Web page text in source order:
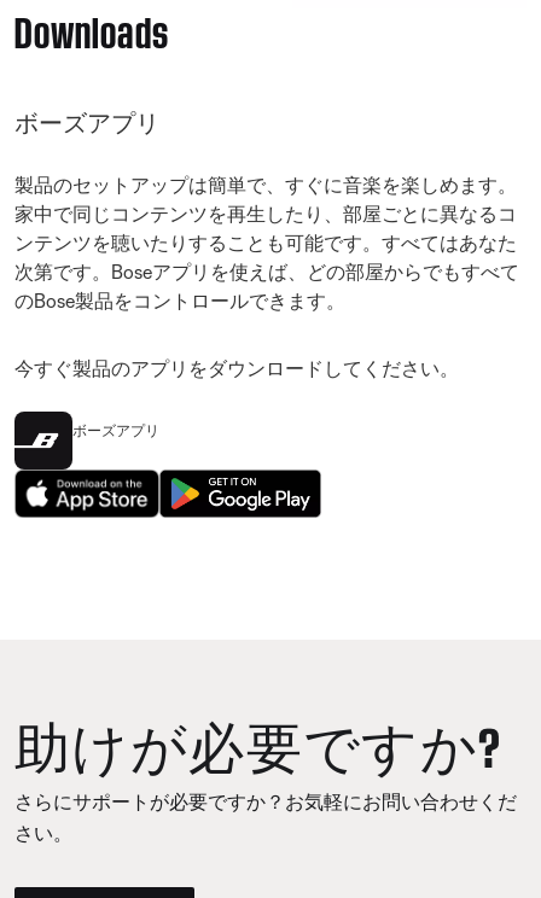
Downloads
ボーズアプリ
製品のセットアップは簡単で、すぐに音楽を楽しめます。
家中で同じコンテンツを再生したり、部屋ごとに異なるコ
ンテンツを聴いたりすることも可能です。すべてはあなた
次第です。Boseアプリを使えば、どの部屋からでもすべて
のBose製品をコントロールできます。
今すぐ製品のアプリをダウンロードしてください。
ボーズアプリ
助けが必要ですか?
さらにサポートが必要ですか？お気軽にお問い合わせくだ
さい。